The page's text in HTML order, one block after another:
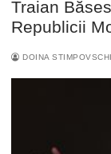
Traian
Republicii
DOINA